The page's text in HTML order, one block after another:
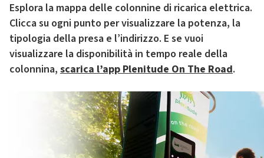
Esplora la mappa delle colonnine di ricarica elettrica.
Clicca su ogni punto per visualizzare la potenza, la
tipologia della presa e l’indirizzo. E se vuoi
visualizzare la disponibilità in tempo reale della
colonnina, scarica l’app Plenitude On The Road.